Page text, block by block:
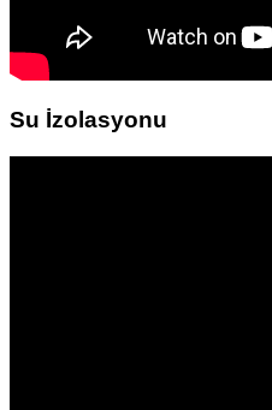
Su İzolasyonu